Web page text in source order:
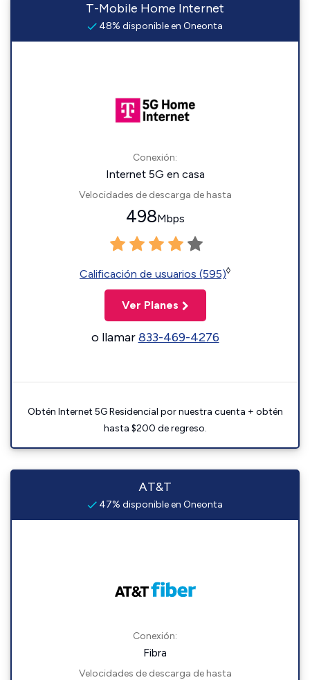
T-Mobile Home Internet
48% disponible en Oneonta
Conexión:
Internet 5G en casa
Velocidades de descarga de hasta
498Mbps
Calificación de usuarios (595)◊
Ver Planes
o llamar833-469-4276
Obtén Internet 5G Residencial por nuestra cuenta + obtén
hasta $200 de regreso.
AT&T
47% disponible en Oneonta
Conexión:
Fibra
Velocidades de descarga de hasta